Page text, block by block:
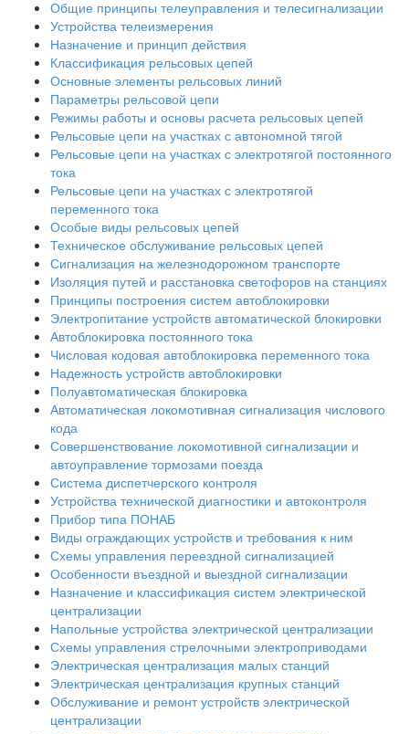
Общие принципы телеуправления и телесигнализации
Устройства телеизмерения
Назначение и принцип действия
Классификация рельсовых цепей
Основные элементы рельсовых линий
Параметры рельсовой цепи
Режимы работы и основы расчета рельсовых цепей
Рельсовые цепи на участках с автономной тягой
Рельсовые цепи на участках с электротягой постоянного
тока
Рельсовые цепи на участках с электротягой
переменного тока
Особые виды рельсовых цепей
Техническое обслуживание рельсовых цепей
Сигнализация на железнодорожном транспорте
Изоляция путей и расстановка светофоров на станциях
Принципы построения систем автоблокировки
Электропитание устройств автоматической блокировки
Автоблокировка постоянного тока
Числовая кодовая автоблокировка переменного тока
Надежность устройств автоблокировки
Полуавтоматическая блокировка
Автоматическая локомотивная сигнализация числового
кода
Совершенствование локомотивной сигнализации и
автоуправление тормозами поезда
Система диспетчерского контроля
Устройства технической диагностики и автоконтроля
Прибор типа ПОНАБ
Виды ограждающих устройств и требования к ним
Схемы управления переездной сигнализацией
Особенности въездной и выездной сигнализации
Назначение и классификация систем электрической
централизации
Напольные устройства электрической централизации
Схемы управления стрелочными электроприводами
Электрическая централизация малых станций
Электрическая централизация крупных станций
Обслуживание и ремонт устройств электрической
централизации